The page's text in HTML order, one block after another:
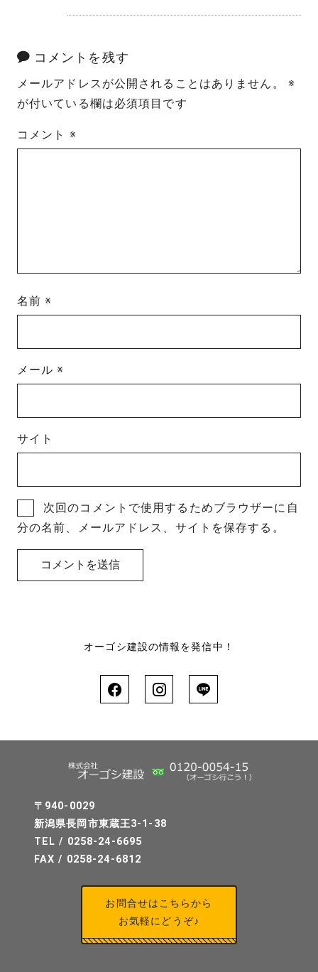
コメントを残す
メールアドレスが公開されることはありません。
※
が付いている欄は必須項目です
コメント ※
名前※
メール※
サイト
次回のコメントで使用するためブラウザーに自
分の名前、メールアドレス、サイトを保存する。
オーゴシ建設の情報を発信中！
〒940-0029
新潟県長岡市東蔵王3-1-38
TEL / 0258-24-6695
FAX / 0258-24-6812
お問合せはこちらから
お気軽にどうぞ♪